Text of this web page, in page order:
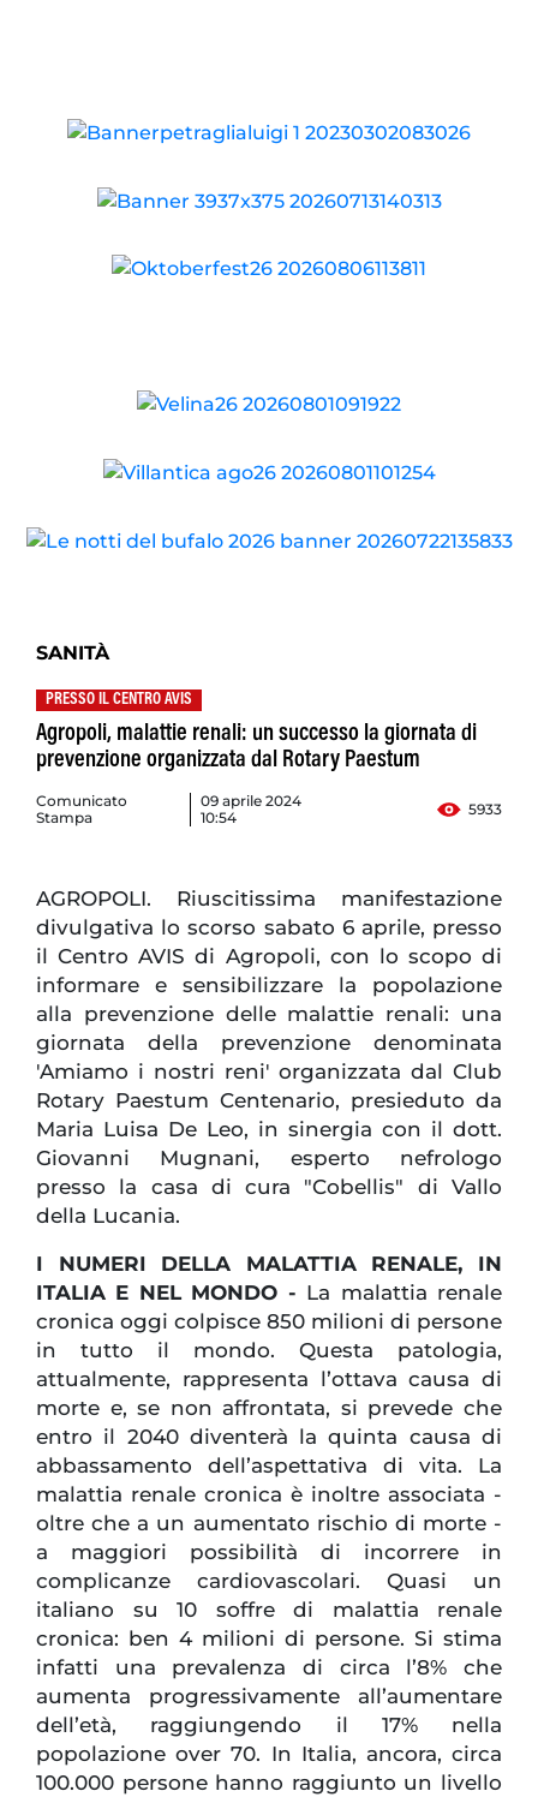
SANITÀ
PRESSO IL CENTRO AVIS
Agropoli, malattie renali: un successo la giornata di
prevenzione organizzata dal Rotary Paestum
Comunicato
Stampa
09 aprile 2024
10:54
5933
AGROPOLI. Riuscitissima manifestazione
divulgativa lo scorso sabato 6 aprile, presso
il Centro AVIS di Agropoli, con lo scopo di
informare e sensibilizzare la popolazione
alla prevenzione delle malattie renali: una
giornata della prevenzione denominata
'Amiamo i nostri reni' organizzata dal Club
Rotary Paestum Centenario, presieduto da
Maria Luisa De Leo, in sinergia con il dott.
Giovanni Mugnani, esperto nefrologo
presso la casa di cura "Cobellis" di Vallo
della Lucania.
I NUMERI DELLA MALATTIA RENALE, IN
ITALIA E NEL MONDO - La malattia renale
cronica oggi colpisce 850 milioni di persone
in tutto il mondo. Questa patologia,
attualmente, rappresenta l’ottava causa di
morte e, se non affrontata, si prevede che
entro il 2040 diventerà la quinta causa di
abbassamento dell’aspettativa di vita. La
malattia renale cronica è inoltre associata -
oltre che a un aumentato rischio di morte -
a maggiori possibilità di incorrere in
complicanze cardiovascolari. Quasi un
italiano su 10 soffre di malattia renale
cronica: ben 4 milioni di persone. Si stima
infatti una prevalenza di circa l’8% che
aumenta progressivamente all’aumentare
dell’età, raggiungendo il 17% nella
popolazione over 70. In Italia, ancora, circa
100.000 persone hanno raggiunto un livello